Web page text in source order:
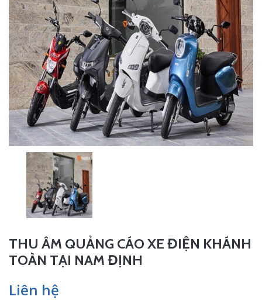
THU ÂM QUẢNG CÁO XE ĐIỆN KHÁNH
TOÀN TẠI NAM ĐỊNH
Liên hệ